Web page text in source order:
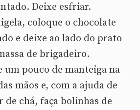
Deixe esfriar.
coloque o chocolate
e deixe ao lado do prato
de brigadeiro.
um pouco de manteiga na
mãos e, com a ajuda de
de chá, faça bolinhas de